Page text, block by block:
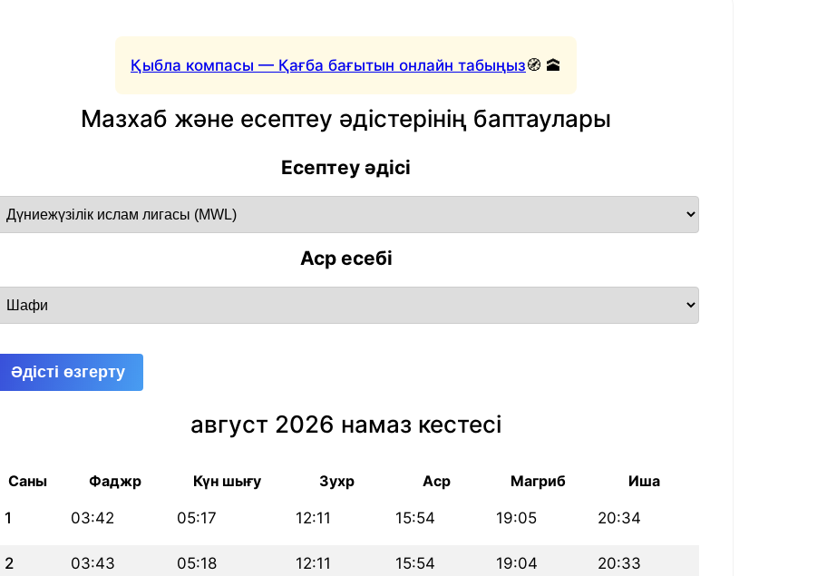
Қыбла компасы — Қағба бағытын онлайн табыңыз🧭 🕋
Мазхаб және есептеу әдістерінің баптаулары
Есептеу әдісі
Аср есебі
Әдісті өзгерту
август 2026 намаз кестесі
Саны Фаджр Күн шығу Зухр Аср Магриб Иша
1 03:42 05:17 12:11 15:54 19:05 20:34
2 03:43 05:18 12:11 15:54 19:04 20:33